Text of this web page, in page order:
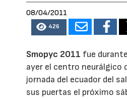
08/04/2011
426
Smopyc 2011 fue
ayer el centro neurálgico
jornada del ecuador del
sus puertas el próximo